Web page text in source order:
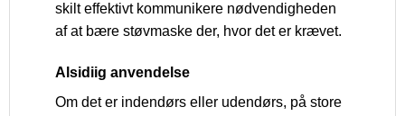
skilt effektivt kommunikere nødvendigheden
af at bære støvmaske der, hvor det er krævet.
Alsidiig anvendelse
Om det er indendørs eller udendørs, på store